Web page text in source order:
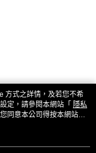
方式之詳情，及若您不希
定，請參閱本網站「 隱私
同意本公司得按本網站使